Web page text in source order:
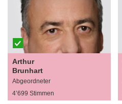
Arthur
Brunhart
Abgeordneter
4’699 Stimmen